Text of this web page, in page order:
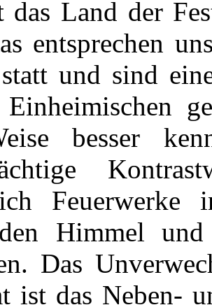
Land der
entsprechen
und sind
besser
Himmel und
Das
ist das Neben-